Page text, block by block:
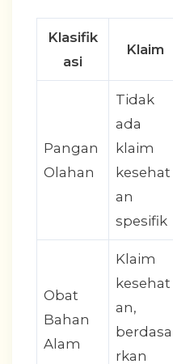
Klasifik
asi
Klaim
Pangan
Olahan
Tidak
ada
klaim
kesehat
an
spesifik
Obat
Bahan
Alam
Klaim
kesehat
an,
berdasa
rkan